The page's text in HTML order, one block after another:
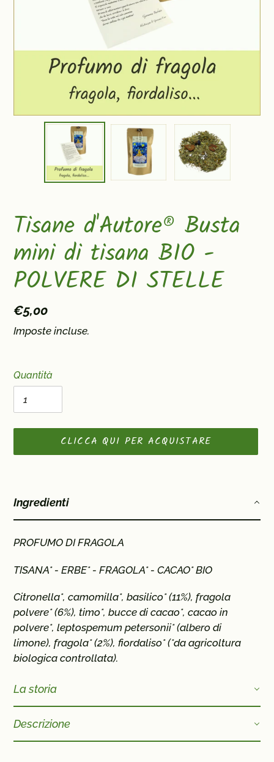
Tisane d'Autore® Busta
mini di tisana BIO -
POLVERE DI STELLE
Prezzo
di
€5,00
Imposte incluse.
Quantità
CLICCA QUI PER ACQUISTARE
prodotto
nel
Ingredienti
PROFUMO DI FRAGOLA
TISANA* - ERBE* - FRAGOLA* - CACAO* BIO
Citronella*, camomilla*, basilico* (11%), fragola
polvere* (6%), timo*, bucce di cacao*, cacao in
polvere*, leptospemum petersonii* (albero di
limone), fragola* (2%), fiordaliso*(*da agricoltura
biologica controllata).
La storia
Descrizione